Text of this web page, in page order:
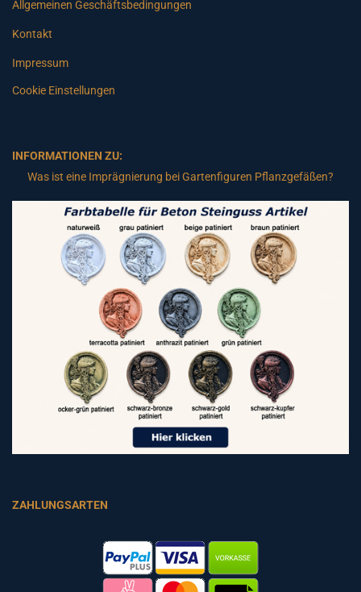
Allgemeinen Geschäftsbedingungen
Kontakt
Impressum
Cookie Einstellungen
INFORMATIONEN ZU:
Was ist eine Imprägnierung bei Gartenfiguren Pflanzgefäßen?
ZAHLUNGSARTEN